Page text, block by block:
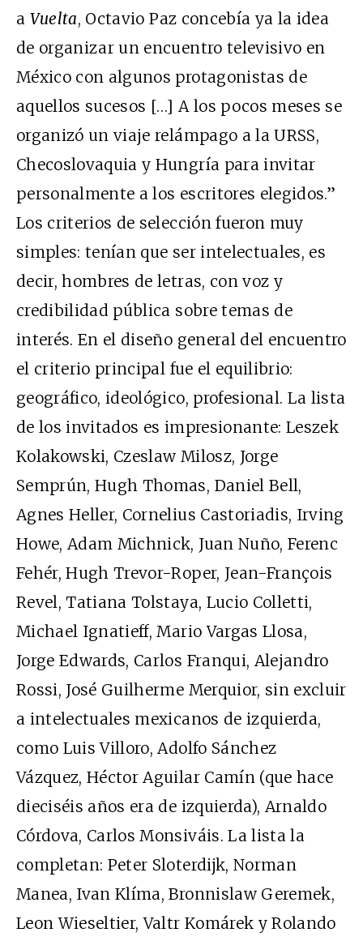
a Vuelta, Octavio Paz concebía ya la idea
de organizar un encuentro televisivo en
México con algunos protagonistas de
aquellos sucesos […] A los pocos meses se
organizó un viaje relámpago a la URSS,
Checoslovaquia y Hungría para invitar
personalmente a los escritores elegidos.”
Los criterios de selección fueron muy
simples: tenían que ser intelectuales, es
decir, hombres de letras, con voz y
credibilidad pública sobre temas de
interés. En el diseño general del encuentro
el criterio principal fue el equilibrio:
geográfico, ideológico, profesional. La lista
de los invitados es impresionante: Leszek
Kolakowski, Czeslaw Milosz, Jorge
Semprún, Hugh Thomas, Daniel Bell,
Agnes Heller, Cornelius Castoriadis, Irving
Howe, Adam Michnick, Juan Nuño, Ferenc
Fehér, Hugh Trevor-Roper, Jean-François
Revel, Tatiana Tolstaya, Lucio Colletti,
Michael Ignatieff, Mario Vargas Llosa,
Jorge Edwards, Carlos Franqui, Alejandro
Rossi, José Guilherme Merquior, sin excluir
a intelectuales mexicanos de izquierda,
como Luis Villoro, Adolfo Sánchez
Vázquez, Héctor Aguilar Camín (que hace
dieciséis años era de izquierda), Arnaldo
Córdova, Carlos Monsiváis. La lista la
completan: Peter Sloterdijk, Norman
Manea, Ivan Klíma, Bronnislaw Geremek,
Leon Wieseltier, Valtr Komárek y Rolando